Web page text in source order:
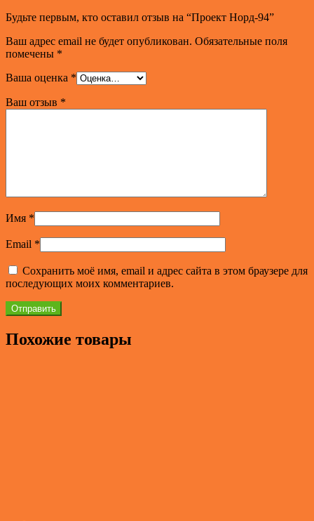
Будьте первым, кто оставил отзыв на “Проект Норд-94”
Ваш адрес email не будет опубликован. Обязательные поля
помечены *
Ваша оценка *
Ваш отзыв *
Имя *
Email *
Сохранить моё имя, email и адрес сайта в этом браузере для
последующих моих комментариев.
Похожие товары